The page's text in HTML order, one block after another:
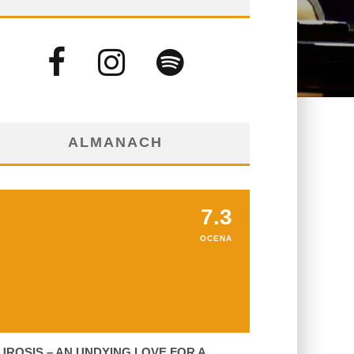
ALMANACH
7.3
OCENA